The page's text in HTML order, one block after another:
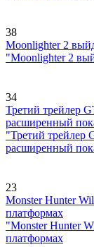
38
Moonlighter 2
"Moonlighter 2
34
Третий трейлер
расширенный
"Третий трейлер
расширенный
23
Monster Hunter
платформах
"Monster Hunter
платформах